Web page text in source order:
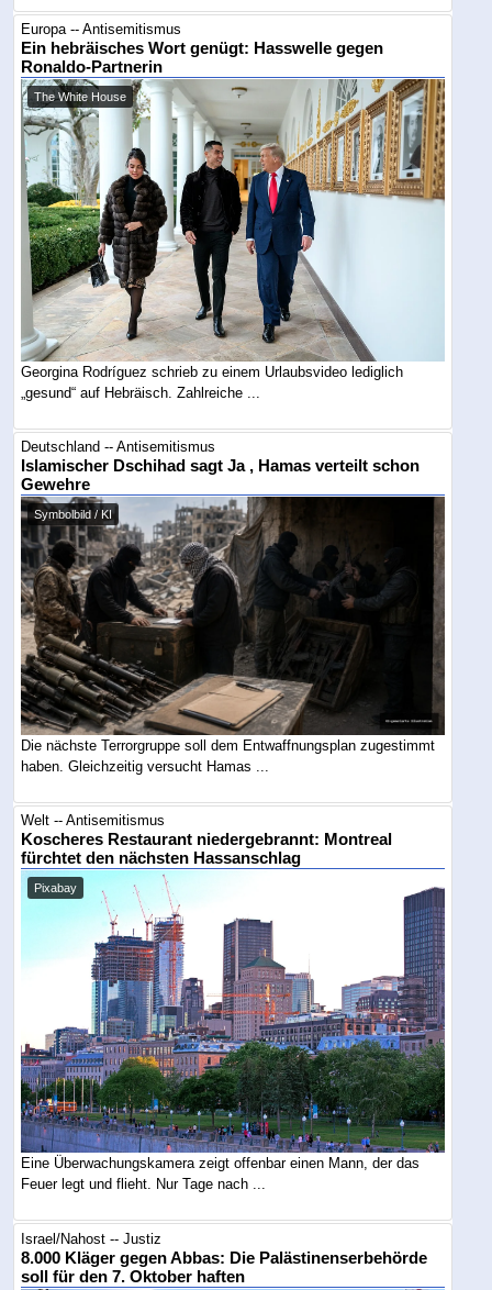
Europa -- Antisemitismus
Ein hebräisches Wort genügt: Hasswelle gegen
Ronaldo-Partnerin
The White House
Georgina Rodríguez schrieb zu einem Urlaubsvideo lediglich
„gesund“ auf Hebräisch. Zahlreiche ...
Deutschland -- Antisemitismus
Islamischer Dschihad sagt Ja , Hamas verteilt schon
Gewehre
Symbolbild / KI
Die nächste Terrorgruppe soll dem Entwaffnungsplan zugestimmt
haben. Gleichzeitig versucht Hamas ...
Welt -- Antisemitismus
Koscheres Restaurant niedergebrannt: Montreal
fürchtet den nächsten Hassanschlag
Pixabay
Eine Überwachungskamera zeigt offenbar einen Mann, der das
Feuer legt und flieht. Nur Tage nach ...
Israel/Nahost -- Justiz
8.000 Kläger gegen Abbas: Die Palästinenserbehörde
soll für den 7. Oktober haften